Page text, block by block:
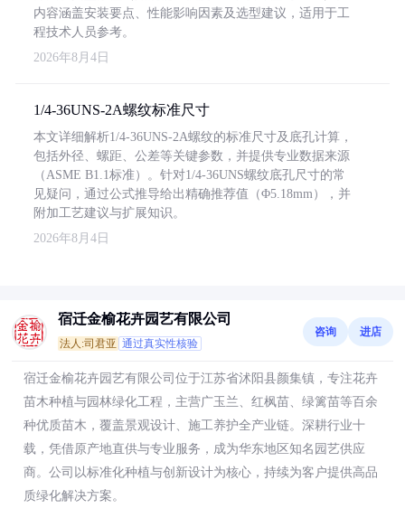
内容涵盖安装要点、性能影响因素及选型建议，适用于工
程技术人员参考。
2026年8月4日
1/4-36UNS-2A螺纹标准尺寸
本文详细解析1/4-36UNS-2A螺纹的标准尺寸及底孔计算，
包括外径、螺距、公差等关键参数，并提供专业数据来源
（ASME B1.1标准）。针对1/4-36UNS螺纹底孔尺寸的常
见疑问，通过公式推导给出精确推荐值（Φ5.18mm），并
附加工艺建议与扩展知识。
2026年8月4日
宿迁金榆花卉园艺有限公司
法人:司君亚 通过真实性核验
咨询 进店
宿迁金榆花卉园艺有限公司位于江苏省沭阳县颜集镇，专注花卉
苗木种植与园林绿化工程，主营广玉兰、红枫苗、绿篱苗等百余
种优质苗木，覆盖景观设计、施工养护全产业链。深耕行业十
载，凭借原产地直供与专业服务，成为华东地区知名园艺供应
商。公司以标准化种植与创新设计为核心，持续为客户提供高品
质绿化解决方案。